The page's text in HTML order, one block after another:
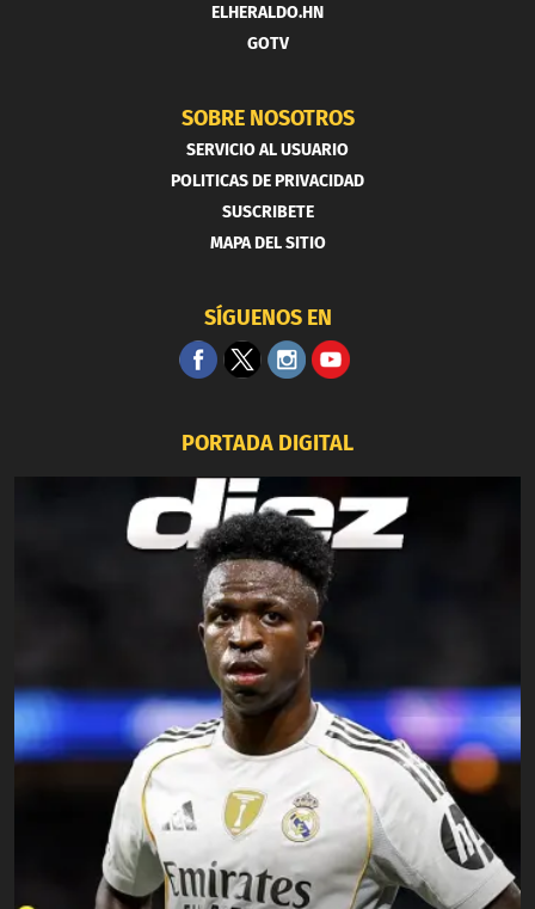
ELHERALDO.HN
GOTV
SOBRE NOSOTROS
SERVICIO AL USUARIO
POLITICAS DE PRIVACIDAD
SUSCRIBETE
MAPA DEL SITIO
SÍGUENOS EN
PORTADA DIGITAL